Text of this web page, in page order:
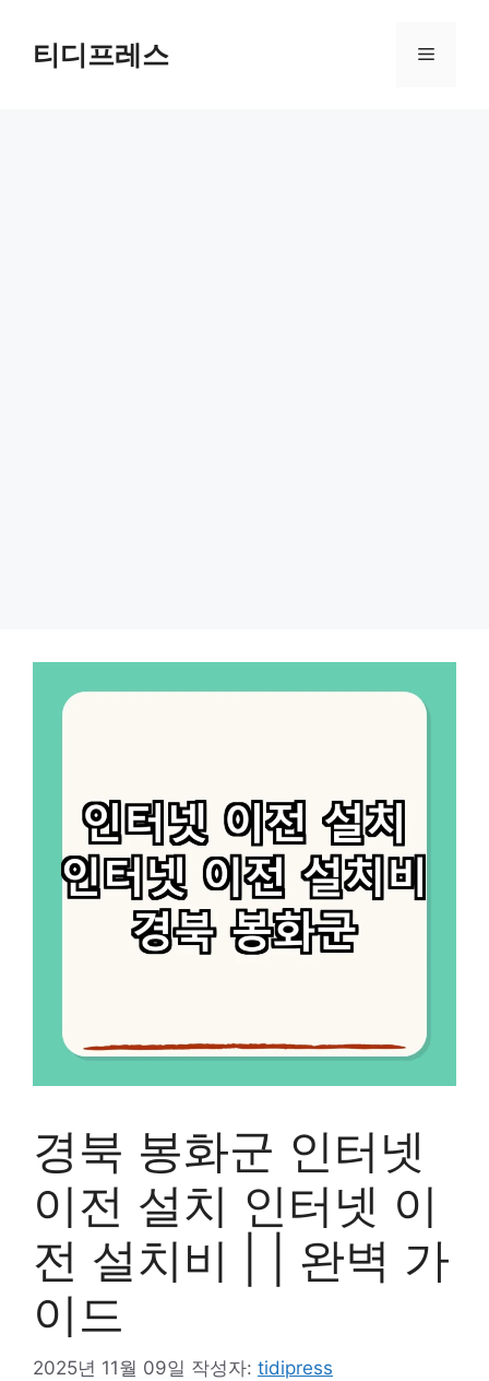
티디프레스 메
경북 봉화군 인터넷
이전 설치 인터넷 이
전 설치비 | | 완벽 가
이드
2025년 11월 09일 작성자: tidipress